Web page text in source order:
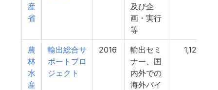
産
省
及び企
画・実行
等
農
林
水
産
輸出総合サ
ポートプロ
ジェクト
2016
輸出セミ
ナー、国
内外での
海外バイ
1,128